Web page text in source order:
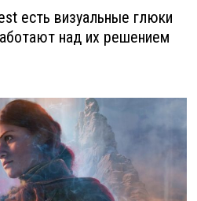
есть визуальные глюки
над их решением